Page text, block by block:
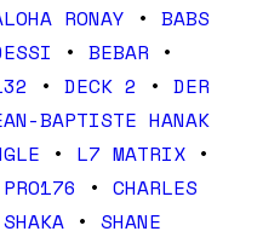
RONAY • BABS
• BEBAR •
• DECK 2 • DER
BAPTISTE HANAK
• L7 MATRIX •
PRO176 • CHARLES
• SHANE